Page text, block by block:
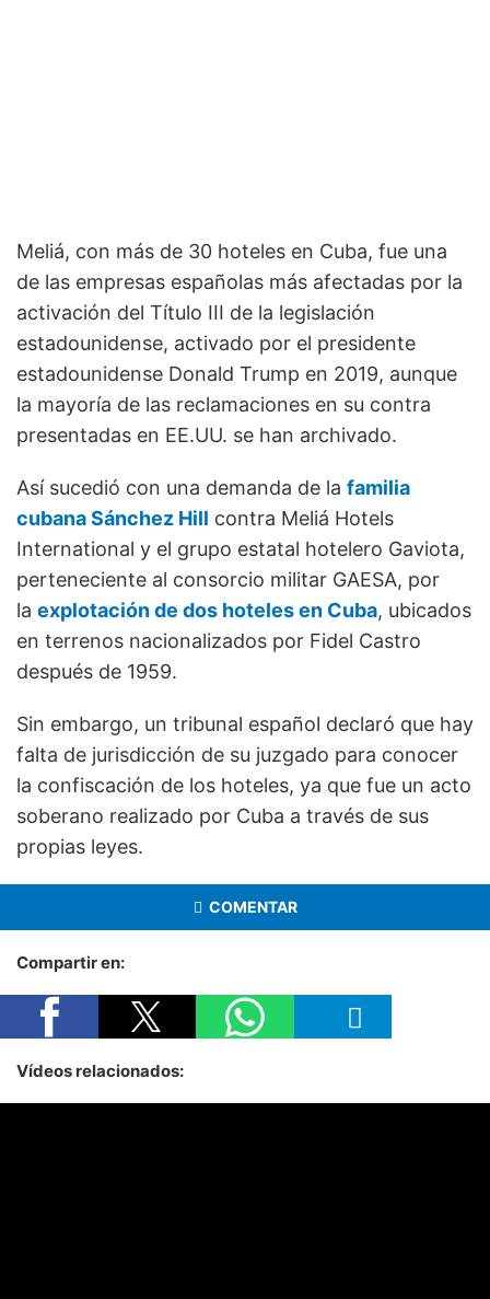
Meliá, con más de 30 hoteles en Cuba, fue una
de las empresas españolas más afectadas por la
activación del Título III de la legislación
estadounidense, activado por el presidente
estadounidense Donald Trump en 2019, aunque
la mayoría de las reclamaciones en su contra
presentadas en EE.UU. se han archivado.
Así sucedió con una demanda de la familia
cubana Sánchez Hill contra Meliá Hotels
International y el grupo estatal hotelero Gaviota,
perteneciente al consorcio militar GAESA, por
la explotación de dos hoteles en Cuba, ubicados
en terrenos nacionalizados por Fidel Castro
después de 1959.
Sin embargo, un tribunal español declaró que hay
falta de jurisdicción de su juzgado para conocer
la confiscación de los hoteles, ya que fue un acto
soberano realizado por Cuba a través de sus
propias leyes.
COMENTAR
Compartir en:
Vídeos relacionados: